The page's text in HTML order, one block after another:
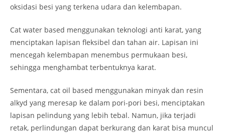
oksidasi besi yang terkena udara dan kelembapan.
Cat water based menggunakan teknologi anti karat, yang
menciptakan lapisan fleksibel dan tahan air. Lapisan ini
mencegah kelembapan menembus permukaan besi,
sehingga menghambat terbentuknya karat.
Sementara, cat oil based menggunakan minyak dan resin
alkyd yang meresap ke dalam pori-pori besi, menciptakan
lapisan pelindung yang lebih tebal. Namun, jika terjadi
retak, perlindungan dapat berkurang dan karat bisa muncul